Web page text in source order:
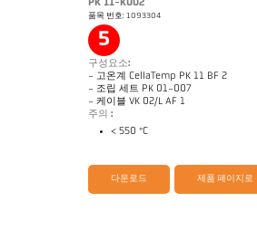
기술 보고서 Optical temperature
measurement in combustion plants
PK 11-K002
품목 번호: 1093304
5
구성요소:
- 고온계 CellaTemp PK 11 BF 2
- 조립 세트 PK 01-007
- 케이블 VK 02/L AF 1
주의 :
< 550 °C
다운로드 제품 페이지로